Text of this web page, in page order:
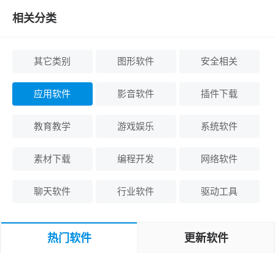
相关分类
其它类别 图形软件 安全相关
应用软件 影音软件 插件下载
教育教学 游戏娱乐 系统软件
素材下载 编程开发 网络软件
聊天软件 行业软件 驱动工具
热门软件 更新软件